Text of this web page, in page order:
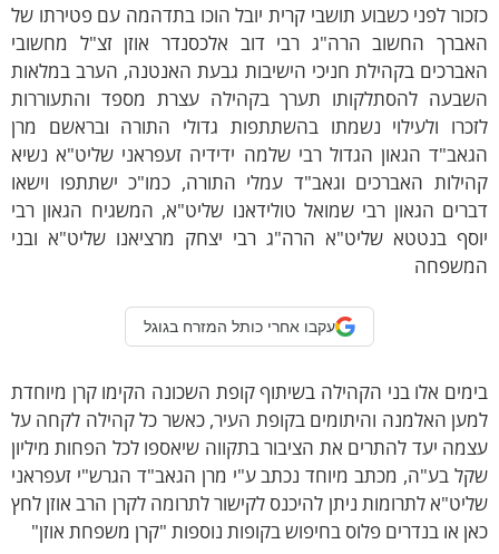
לפני כשבוע תושבי קרית יובל הוכו בתדהמה עם פטירתו של
החשוב הרה"ג רבי דוב אלכסנדר אוזן זצ"ל מחשובי
בקהילת חניכי הישיבות גבעת האנטנה, הערב במלאות
להסתלקותו תערך בקהילה עצרת מספד והתעוררות
ולעילוי נשמתו בהשתתפות גדולי התורה ובראשם מרן
הגאון הגדול רבי שלמה ידידיה זעפראני שליט"א נשיא
האברכים וגאב"ד עמלי התורה, כמו"כ ישתתפו וישאו
הגאון רבי שמואל טולידאנו שליט"א, המשגיח הגאון רבי
בנטטא שליט"א הרה"ג רבי יצחק מרציאנו שליט"א ובני
עקבו אחרי כותל המזרח בגוגל
אלו בני הקהילה בשיתוף קופת השכונה הקימו קרן מיוחדת
האלמנה והיתומים בקופת העיר, כאשר כל קהילה לקחה על
יעד להתרים את הציבור בתקווה שיאספו לכל הפחות מיליון
בע"ה, מכתב מיוחד נכתב ע"י מרן הגאב"ד הגרש"י זעפראני
לתרומות ניתן להיכנס לקישורלתרומה לקרן הרב אוזן לחץ
או בנדרים פלוס בחיפוש בקופות נוספות "קרן משפחת אוזן"